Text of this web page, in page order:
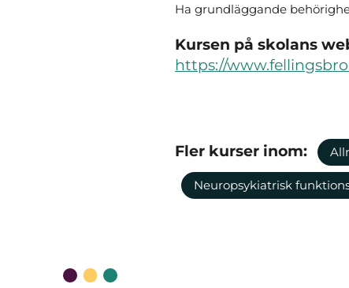
Ha grundläggande
Kursen på skolans
https://
Fler kurser inom:
Neuropsykiatrisk